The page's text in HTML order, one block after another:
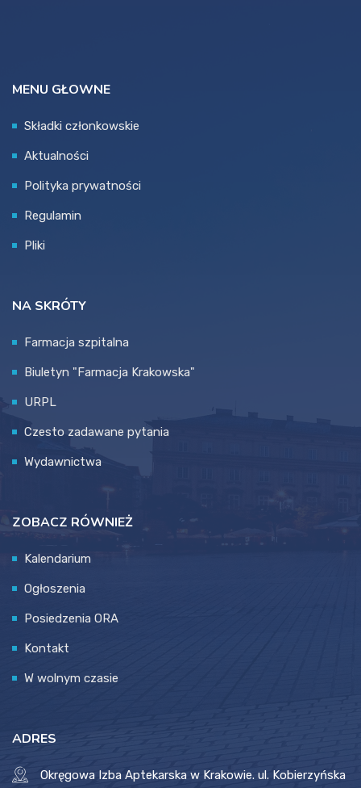
MENU GŁOWNE
Składki członkowskie
Aktualności
Polityka prywatności
Regulamin
Pliki
NA SKRÓTY
Farmacja szpitalna
Biuletyn "Farmacja Krakowska"
URPL
Czesto zadawane pytania
Wydawnictwa
ZOBACZ RÓWNIEŻ
Kalendarium
Ogłoszenia
Posiedzenia ORA
Kontakt
W wolnym czasie
ADRES
Okręgowa Izba Aptekarska w Krakowie. ul. Kobierzyńska